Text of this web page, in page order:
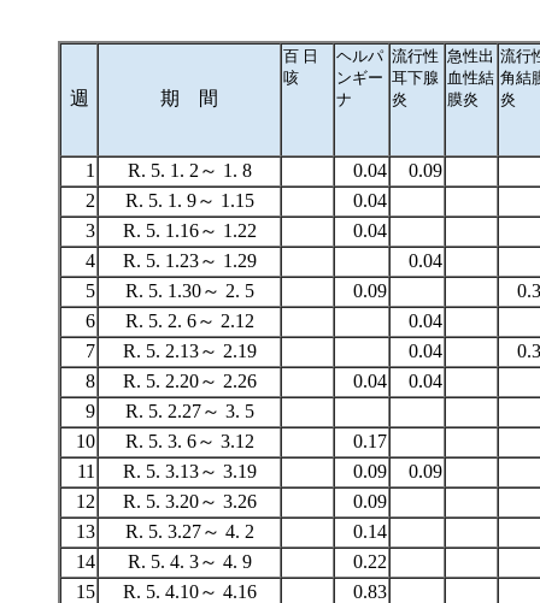
週 期 間
百 日
咳
ヘルパ
ンギー
ナ
流行性
耳下腺
炎
急性出
血性結
膜炎
流行
角結
炎
1 R. 5. 1. 2～ 1. 8 0.04
0.09
2
R. 5. 1. 9～ 1.15
0.04
3
R. 5. 1.16～ 1.22
0.04
4
R. 5. 1.23～ 1.29
0.04
5
R. 5. 1.30～ 2. 5 0.09
6
R. 5. 2. 6～ 2.12
0.04
7
R. 5. 2.13～ 2.19 0.04
8
R. 5. 2.20～ 2.26 0.04
0.04
9
R. 5. 2.27～ 3. 5
10
R. 5. 3. 6～ 3.12
0.17
11
R. 5. 3.13～ 3.19 0.09
0.09
12
R. 5. 3.20～ 3.26
0.09
13
R. 5. 3.27～ 4. 2
0.14
14
R. 5. 4. 3～ 4. 9
0.22
15
R. 5. 4.10～ 4.16
0.83